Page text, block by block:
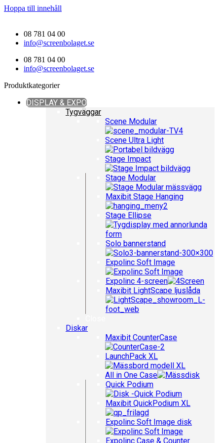
Hoppa till innehåll
08 781 04 00
info@screenbolaget.se
08 781 04 00
info@screenbolaget.se
Produktkategorier
DISPLAY & EXPO
Tygväggar
Scene Modular
Scene Ultra Light
Stage Impact
Stage Modular
Maxibit Stage Hanging
Stage Ellipse
Solo bannerstand
Expolinc Soft Image
Expolinc 4-screen
Maxibit LightScape ljuslåda
Diskar
Maxibit CounterCase
LaunchPack XL
All in One Case
Quick Podium
Maxibit QuickPodium XL
Expolinc Soft Image disk
Expolinc Case & Counter